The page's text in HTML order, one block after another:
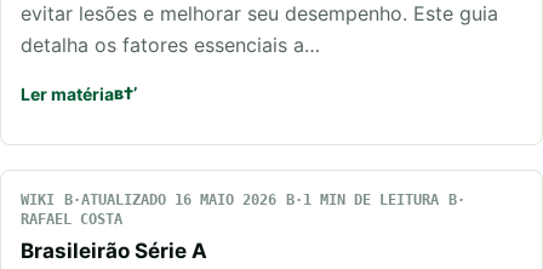
evitar lesões e melhorar seu desempenho. Este guia
detalha os fatores essenciais a…
Ler matéria
WIKI ATUALIZADO 16 MAIO 2026
1 MIN DE LEITURA
RAFAEL COSTA
Brasileirão Série A